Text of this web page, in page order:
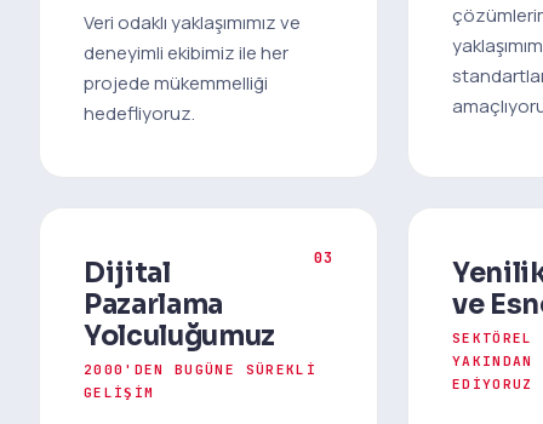
Veri odaklı yaklaşımımız ve
deneyimli ekibimiz ile her
projede mükemmelliği
hedefliyoruz.
03
Dijital
Pazarlama
Yolculuğumuz
2000'DEN BUGÜNE SÜREKLI
GELIŞIM
ve
EDIYORUZ